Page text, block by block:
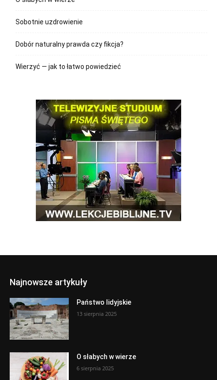
Sobotnie uzdrowienie
Dobór naturalny prawda czy fikcja?
Wierzyć — jak to łatwo powiedzieć
Najnowsze artykuły
Państwo lidyjskie
13 sierpnia 2025
O słabych w wierze
6 sierpnia 2025